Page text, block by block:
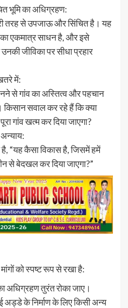
भूमि का अधिग्रहण:
तरह से उपजाऊ और सिंचित है। यह
एकमात्र साधन है, और इसे
जीविका पर सीधा प्रहार
में:
से गांव का अस्तित्व और पहचान
सवाल कर रहे हैं कि क्या
गांव खत्म कर दिया जाएगा?
है, “यह कैसा विकास है, जिसमें हमें
से बेदखल कर दिया जाएगा?”
को स्पष्ट रूप से रखा है:
अधिग्रहण तुरंत रोका जाए।
अड्डे के निर्माण के लिए किसी अन्य